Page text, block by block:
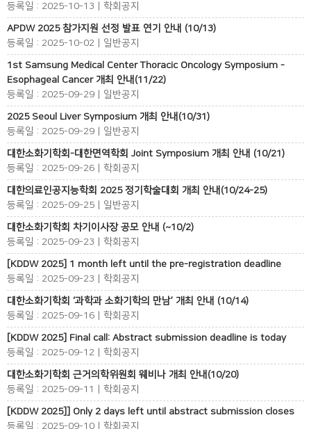
등록일 : 2025-10-13 | 학회공지
APDW 2025 참가지원 선정 발표 연기 안내 (10/13)
등록일 : 2025-10-02 | 일반공지
1st Samsung Medical Center Thoracic Oncology Symposium -
Esophageal Cancer 개최 안내(11/22)
등록일 : 2025-09-29 | 일반공지
2025 Seoul Liver Symposium 개최 안내(10/31)
등록일 : 2025-09-29 | 일반공지
대한소화기학회-대한면역학회 Joint Symposium 개최 안내 (10/21)
등록일 : 2025-09-26 | 학회공지
대한의료인공지능학회 2025 정기학술대회 개최 안내(10/24-25)
등록일 : 2025-09-25 | 일반공지
대한소화기학회 차기이사장 공모 안내 (~10/2)
등록일 : 2025-09-23 | 학회공지
[KDDW 2025] 1 month left until the pre-registration deadline
등록일 : 2025-09-23 | 학회공지
대한소화기학회 ‘과학과 소화기학의 만남’ 개최 안내 (10/14)
등록일 : 2025-09-16 | 학회공지
[KDDW 2025] Final call: Abstract submission deadline is today
등록일 : 2025-09-12 | 학회공지
대한소화기학회 근거의학위원회 웨비나 개최 안내(10/20)
등록일 : 2025-09-11 | 학회공지
[KDDW 2025]] Only 2 days left until abstract submission closes
등록일 : 2025-09-10 | 학회공지